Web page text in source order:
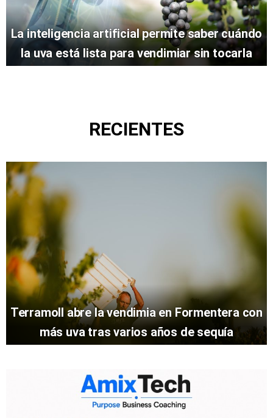
La inteligencia artificial permite saber cuándo
la uva está lista para vendimiar sin tocarla
RECIENTES
Terramoll abre la vendimia en Formentera con
más uva tras varios años de sequía